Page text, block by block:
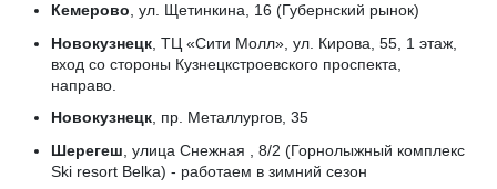
Кемерово, ул. Щетинкина, 16 (Губернский рынок)
Новокузнецк, ТЦ «Сити Молл», ул. Кирова, 55, 1 этаж,
вход со стороны Кузнецкстроевского проспекта,
направо.
Новокузнецк, пр. Металлургов, 35
Шерегеш , улица Снежная , 8/2 (Горнолыжный комплекс
Ski resort Belka) - работаем в зимний сезон